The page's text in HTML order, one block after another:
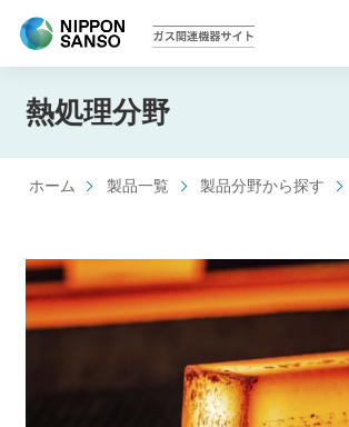
熱処理分野
日本酸素ガス関連機器サイト
製品一覧 製品分野から探す